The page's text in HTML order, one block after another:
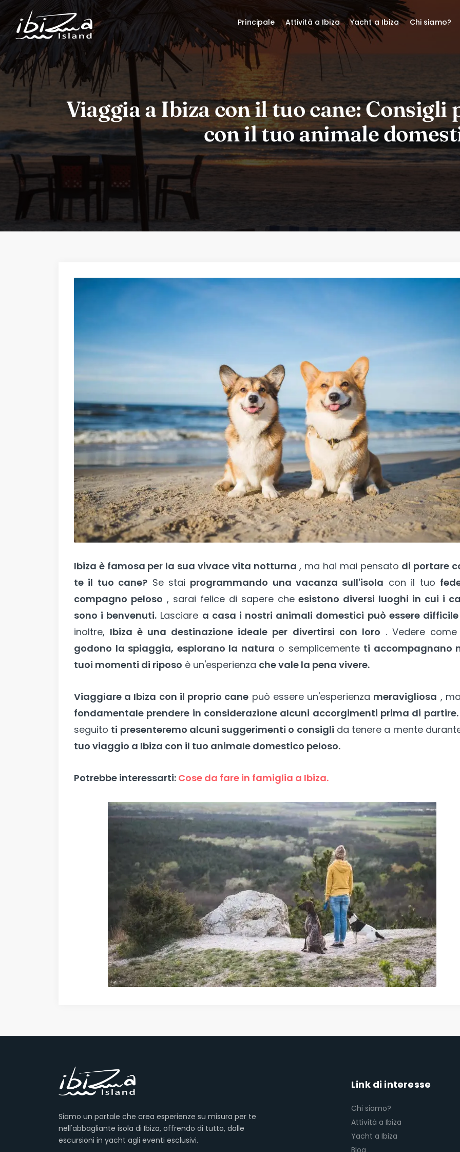
Viaggia a Ibiza con il tuo cane:
con il tuo animale
Ibiza è famosa per la sua vivace vita notturna , ma hai mai pensato di portare
te il tuo cane? Se stai programmando una vacanza sull'isola con il tuo
compagno peloso , sarai felice di sapere cheesistono diversi luoghi in cui i
sono i benvenuti. Lasciare a casa i nostri animali domestici può essere difficile
inoltre, Ibiza è una destinazione ideale per divertirsi con loro . Vedere come
godono la spiaggia, esplorano la natura o semplicemente ti accompagnano
tuoi momenti di riposo è un'esperienza che vale la pena vivere.
Viaggiare a Ibiza con il proprio cane può essere un'esperienza meravigliosa ,
fondamentale prendere in considerazione alcuni accorgimenti prima di partire.
seguito ti presenteremo alcuni suggerimenti o consigli da tenere a mente
tuo viaggio a Ibiza con il tuo animale domestico peloso.
Potrebbe interessarti: Cose da fare in famiglia a Ibiza.
Siamo un portale che crea esperienze su misura per te
nell'abbagliante isola di Ibiza, offrendo di tutto, dalle
escursioni in yacht agli eventi esclusivi.
Link di interesse
Chi siamo?
Attività a Ibiza
Yacht a Ibiza
Principale Attività a Ibiza Yacht a Ibiza Chi siamo?